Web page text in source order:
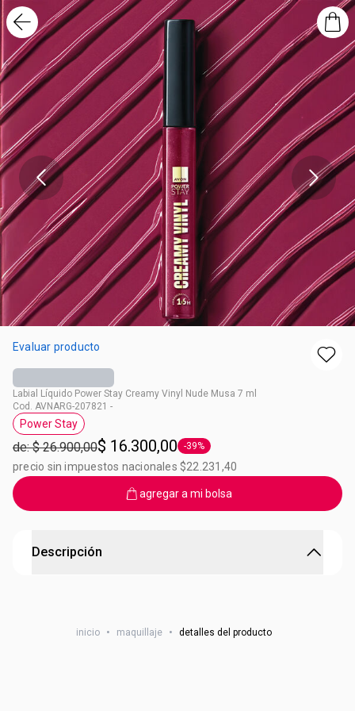
Evaluar producto
Labial Líquido Power Stay Creamy Vinyl Nude Musa 7 ml
Cod. AVNARG-207821 -
Etiqueta Power Stay
Power Stay
de: $ 26.900,00$ 16.300,00 Etiqueta -39%
-39%
precio sin impuestos nacionales $22.231,40
agregar a mi bolsa
Descripción
EL COLOR QUEDA
inicio • maquillaje • detalles del producto